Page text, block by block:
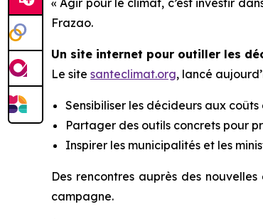
Frazao.
Un site internet pour outiller les
Le site santeclimat.org, lancé
Sensibiliser les décideurs aux
Partager des outils concrets pour
Inspirer les municipalités et les
Des rencontres auprès des
campagne.